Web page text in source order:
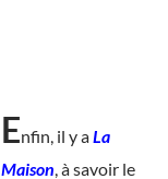
Enfin, il y aLa
Maison , à savoir le